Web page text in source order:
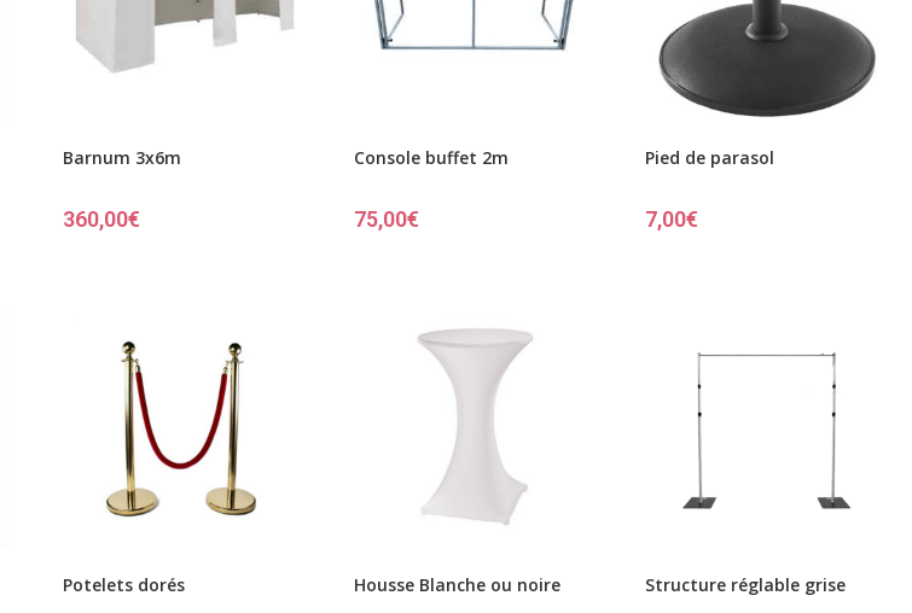
Barnum 3x6m
360,00€
Console buffet 2m
75,00€
Pied de parasol
7,00€
Potelets dorés Housse Blanche ou noire Structure réglable grise